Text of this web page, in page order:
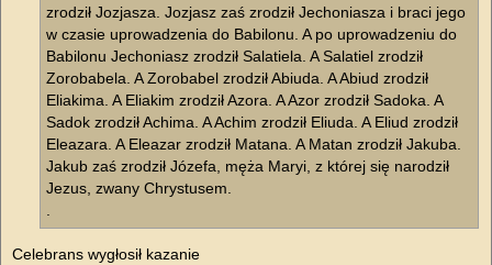
zrodził Jozjasza. Jozjasz zaś zrodził Jechoniasza i braci jego
w czasie uprowadzenia do Babilonu. A po uprowadzeniu do
Babilonu Jechoniasz zrodził Salatiela. A Salatiel zrodził
Zorobabela. A Zorobabel zrodził Abiuda. A Abiud zrodził
Eliakima. A Eliakim zrodził Azora. A Azor zrodził Sadoka. A
Sadok zrodził Achima. A Achim zrodził Eliuda. A Eliud zrodził
Eleazara. A Eleazar zrodził Matana. A Matan zrodził Jakuba.
Jakub zaś zrodził Józefa, męża Maryi, z której się narodził
Jezus, zwany Chrystusem.
Celebrans wygłosił kazanie